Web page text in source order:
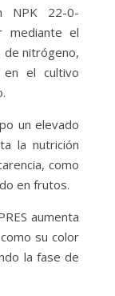
NPK 22-0-
mediante el
de nitrógeno,
el cultivo
un elevado
la nutrición
como
en frutos.
aumenta
su color
la fase de